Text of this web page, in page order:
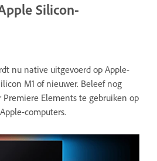
Silicon-
nu native uitgevoerd op Apple-
M1 of nieuwer. Beleef nog
Elements te gebruiken op
computers.